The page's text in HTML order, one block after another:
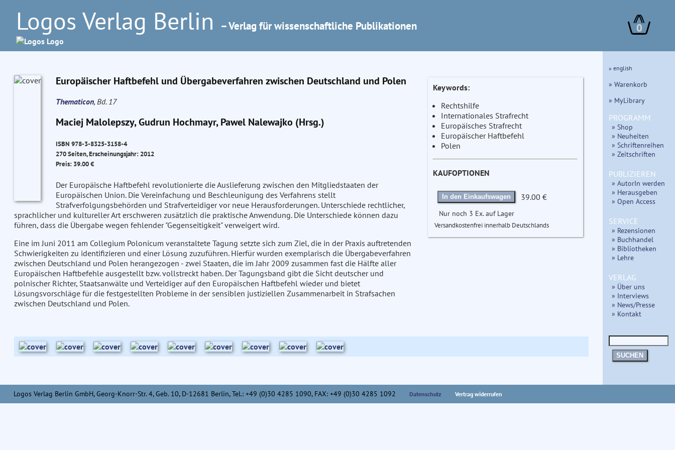
Logos Verlag Berlin – Verlag für wissenschaftliche Publikationen 0
Europäischer Haftbefehl und Übergabeverfahren zwischen Deutschland und Polen
Thematicon, Bd. 17
Maciej Malolepszy, Gudrun Hochmayr, Pawel Nalewajko (Hrsg.)
ISBN 978-3-8325-3158-4
270 Seiten, Erscheinungsjahr: 2012
Preis: 39.00 €
Der Europäische Haftbefehl revolutionierte die Auslieferung zwischen den Mitgliedstaaten der
Europäischen Union. Die Vereinfachung und Beschleunigung des Verfahrens stellt
Strafverfolgungsbehörden und Strafverteidiger vor neue Herausforderungen. Unterschiede rechtlicher,
sprachlicher und kultureller Art erschweren zusätzlich die praktische Anwendung. Die Unterschiede können dazu
führen, dass die Übergabe wegen fehlender "Gegenseitigkeit" verweigert wird.
Eine im Juni 2011 am Collegium Polonicum veranstaltete Tagung setzte sich zum Ziel, die in der Praxis auftretenden
Schwierigkeiten zu identifizieren und einer Lösung zuzuführen. Hierfür wurden exemplarisch die Übergabeverfahren
zwischen Deutschland und Polen herangezogen - zwei Staaten, die im Jahr 2009 zusammen fast die Hälfte aller
Europäischen Haftbefehle ausgestellt bzw. vollstreckt haben. Der Tagungsband gibt die Sicht deutscher und
polnischer Richter, Staatsanwälte und Verteidiger auf den Europäischen Haftbefehl wieder und bietet
Lösungsvorschläge für die festgestellten Probleme in der sensiblen justiziellen Zusammenarbeit in Strafsachen
zwischen Deutschland und Polen.
Keywords:
Rechtshilfe
Internationales Strafrecht
Europäisches Strafrecht
Europäischer Haftbefehl
Polen
KAUFOPTIONEN
In den Einkaufswagen 39.00 €
Nur noch 3 Ex. auf Lager
Versandkostenfrei innerhalb Deutschlands
» english
» Warenkorb
» MyLibrary
PROGRAMM
» Shop
» Neuheiten
» Schriftenreihen
» Zeitschriften
PUBLIZIEREN
» AutorIn werden
» Herausgeben
» Open Access
SERVICE
» Rezensionen
» Buchhandel
» Bibliotheken
» Lehre
VERLAG
» Über uns
» Interviews
» News/Presse
» Kontakt
SUCHEN
Logos Verlag Berlin GmbH, Georg-Knorr-Str. 4, Geb. 10, D-12681 Berlin, Tel.: +49 (0)30 4285 1090, FAX: +49 (0)30 4285 1092 Datenschutz Vertrag widerrufen